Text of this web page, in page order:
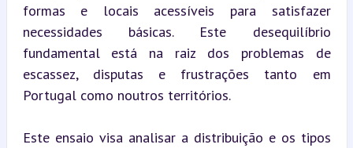
formas e locais acessíveis para satisfazer
necessidades básicas. Este desequilíbrio
fundamental está na raiz dos problemas de
escassez, disputas e frustrações tanto em
Portugal como noutros territórios.
Este ensaio visa analisar a distribuição e os tipos